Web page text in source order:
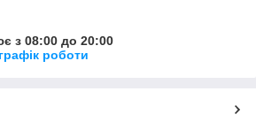
з 08:00 до 20:00
роботи